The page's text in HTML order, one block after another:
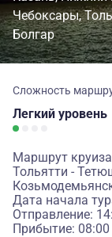
Чебоксары
Болгар
Сложность
Легкий уровень
Маршрут
Тольятти -
Дата начала
Отправление:
Прибытие: